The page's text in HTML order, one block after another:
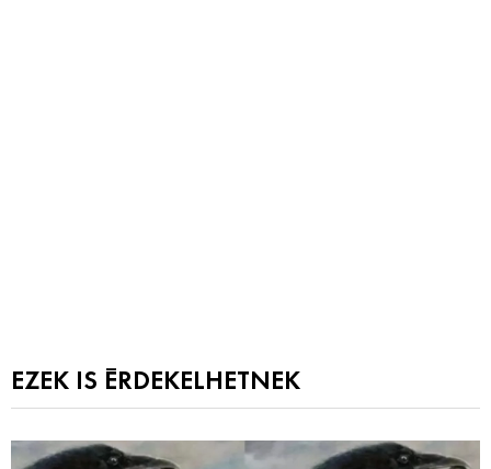
EZEK IS ÉRDEKELHETNEK